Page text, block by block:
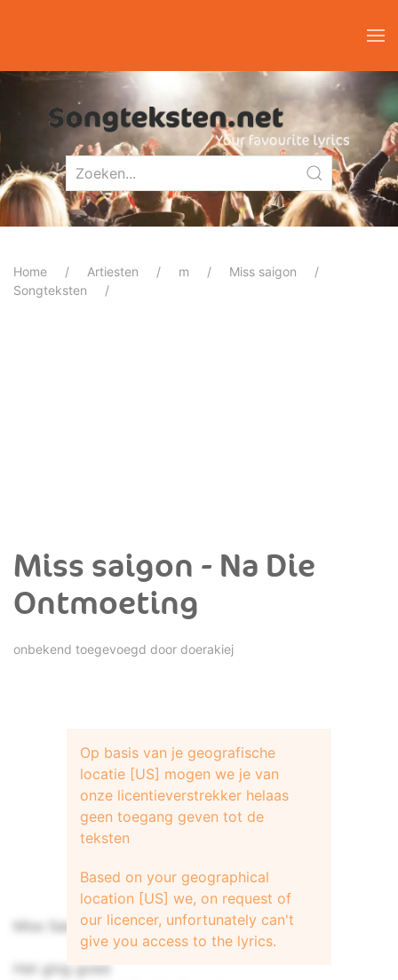
Home Artiesten m
Miss saigon
Songteksten
Miss saigon - Na Die
Ontmoeting
onbekend toegevoegd door doerakiej
Miss Saigon – Na die ontmoeting
Het ging goed
Op basis van je geografische
locatie [US] mogen we je van
onze licentieverstrekker helaas
geen toegang geven tot de
teksten
Based on your geographical
location [US] we, on request of
our licencer, unfortunately can't
give you access to the lyrics.